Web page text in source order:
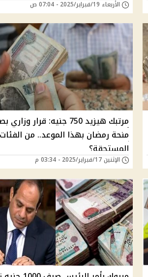
بشري سارة"
الأربعاء 19/فبراير/2025 - 07:04 ص
مرتبك هيزيد 750 جنيه: قرار
منحة رمضان بهذا الموعد.. من الفئات
المستحقة؟
الإثنين 17/فبراير/2025 - 03:34 م